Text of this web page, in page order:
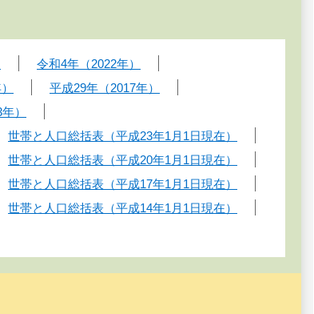
令和4年（2022年）
平成29年（2017年）
）
世帯と人口総括表（平成23年1月1日現在）
世帯と人口総括表（平成20年1月1日現在）
世帯と人口総括表（平成17年1月1日現在）
世帯と人口総括表（平成14年1月1日現在）